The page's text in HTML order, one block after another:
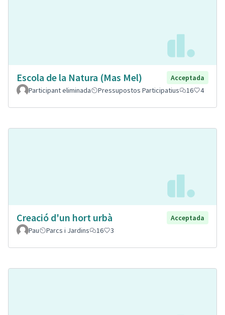
Escola de la Natura (Mas Mel)
Acceptada
Participant eliminada
Pressupostos Participatius 16 4
Creació d'un hort urbà
Acceptada
Pau
Parcs i Jardins 16 3